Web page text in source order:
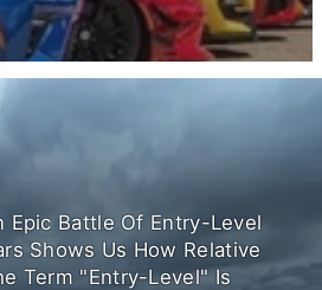
Epic Battle Of Entry-Level
Shows Us How Relative
Term "Entry-Level" Is